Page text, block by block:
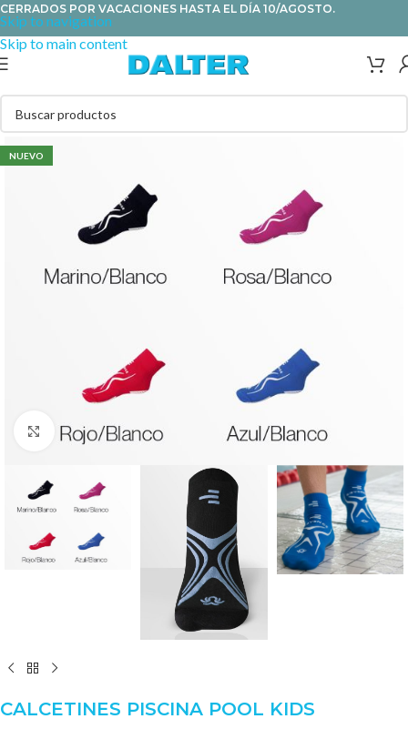
Skip to navigation
Skip to main content
CERRADOS POR VACACIONES HASTA EL DÍA 10/AGOSTO.
NUEVO
Clic para ampliar
CALCETINES PISCINA POOL KIDS